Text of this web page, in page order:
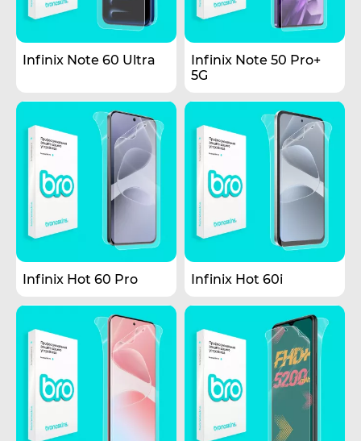
Infinix Note 60 Ultra
Infinix Note 50 Pro+
5G
Infinix Hot 60 Pro Infinix Hot 60i